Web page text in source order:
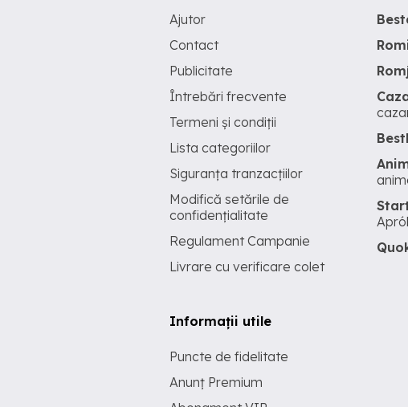
Ajutor
Contact
Publicitate
Întrebări frecvente
Termeni și condiții
Lista categoriilor
Siguranța tranzacțiilor
Modifică setările de
confidențialitate
Regulament Campanie
Livrare cu verificare colet
Informații utile
Puncte de fidelitate
Anunț Premium